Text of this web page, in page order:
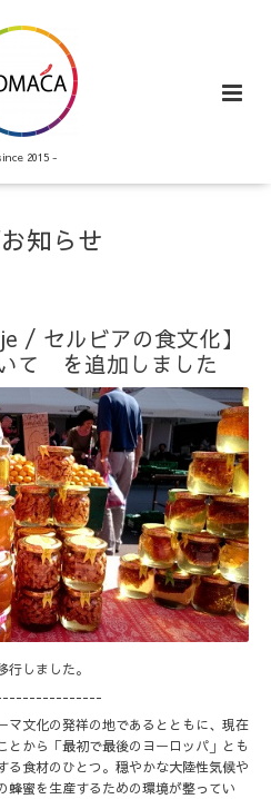
2015 -
知らせ
/ セルビアの食文化】
て を追加しました
しました。
マ文化の発祥の地であるとともに、現在
とから「最初で最後のヨーロッパ」とも
る食材のひとつ。穏やかな大陸性気候や
蜂蜜を生産するための環境が整ってい